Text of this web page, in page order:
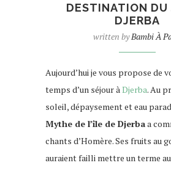
DESTINATION DU
DJERBA
written byBambi À
Aujourd’hui je vous propose de
temps d’un séjour àDjerba. Au
soleil, dépaysement et eau
Mythe de l’île de Djerbaa
chants d’Homère. Ses fruits au
auraient failli mettre un terme